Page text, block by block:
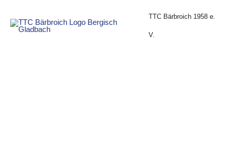
springen
TTC Bärbroich 1958 e.
V.